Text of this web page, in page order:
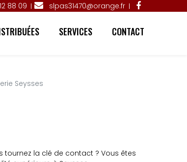
88 09 slpas31470@orange.fr
SERVICES CONTACT
Seysses
la clé de contact ? Vous êtes